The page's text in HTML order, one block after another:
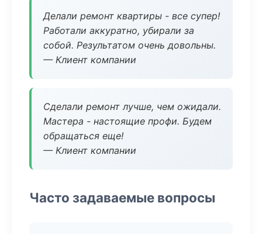
Делали ремонт квартиры - все супер!
Работали аккуратно, убирали за
собой. Результатом очень довольны.
— Клиент компании
Сделали ремонт лучше, чем ожидали.
Мастера - настоящие профи. Будем
обращаться еще!
— Клиент компании
Часто задаваемые вопросы